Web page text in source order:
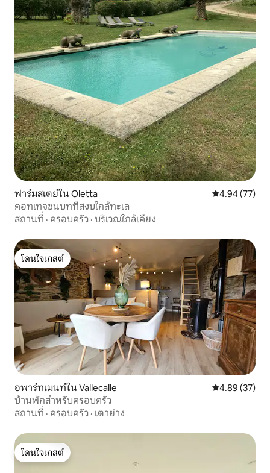
ฟาร์มสเตย์ใน Oletta คะแนนเฉลี่ย
4.94 (77)
คอทเทจชนบทที่สงบใกล้ทะเล
สถานที่ · ครอบครัว · บริเวณใกล้เคียง
โดนใจเกสต์
โดนใจเกสต์
อพาร์ทเมนท์ใน Vallecalle คะแนนเฉลี่ย
4.89 (37)
บ้านพักสำหรับครอบครัว
สถานที่ · ครอบครัว · เตาย่าง
โดนใจเกสต์
โดนใจเกสต์